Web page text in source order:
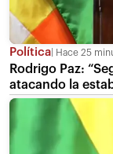
Política Hace 25
Rodrigo Paz:
atacando la